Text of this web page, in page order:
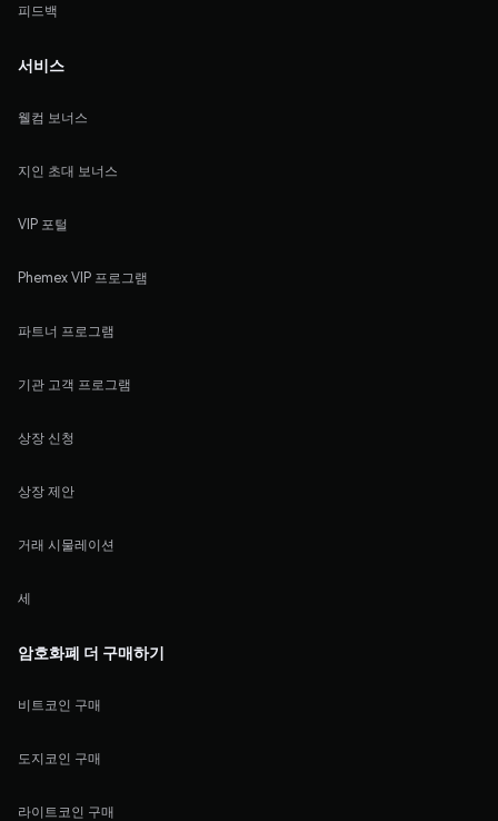
피드백
서비스
웰컴 보너스
지인 초대 보너스
VIP 포털
Phemex VIP 프로그램
파트너 프로그램
기관 고객 프로그램
상장 신청
상장 제안
거래 시물레이션
세
암호화폐 더 구매하기
비트코인 구매
도지코인 구매
라이트코인 구매